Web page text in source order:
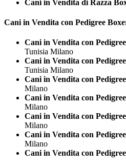
Cani in Vendita di Razza
Cani in Vendita con Pedigree
Cani in Vendita con
Tunisia Milano
Cani in Vendita con
Tunisia Milano
Cani in Vendita con
Milano
Cani in Vendita con
Milano
Cani in Vendita con
Milano
Cani in Vendita con
Milano
Cani in Vendita con